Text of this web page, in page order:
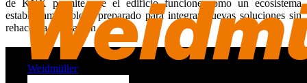
Weidmüller
de KNX permite que el edificio funcione como un ecosistema
estable, ampliable y preparado para integrar nuevas soluciones sin
rehacer la instalación.